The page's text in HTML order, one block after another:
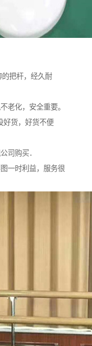
的把杆，经久耐
老化，安全重要。
好货，好货不便
司购买．
一时利益，服务很